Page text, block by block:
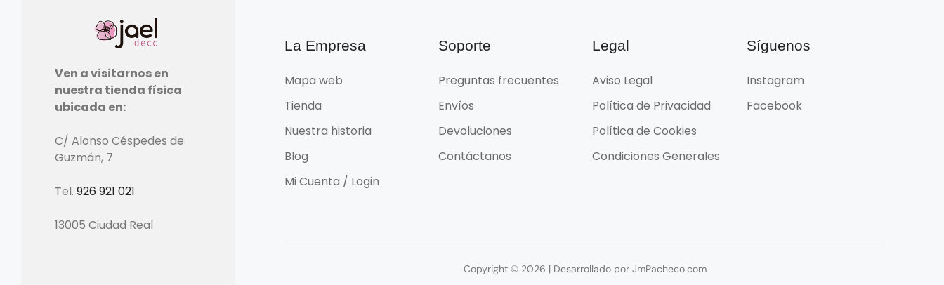
Ven a visitarnos en
nuestra tienda física
ubicada en:
C/ Alonso Céspedes de
Guzmán, 7
Tel. 926 921 021
13005 Ciudad Real
La Empresa
Mapa web
Tienda
Nuestra historia
Blog
Mi Cuenta / Login
Soporte
Preguntas frecuentes
Envíos
Devoluciones
Contáctanos
Legal
Aviso Legal
Política de Privacidad
Política de Cookies
Condiciones Generales
Síguenos
Instagram
Facebook
Copyright © 2026 | Desarrollado por JmPacheco.com